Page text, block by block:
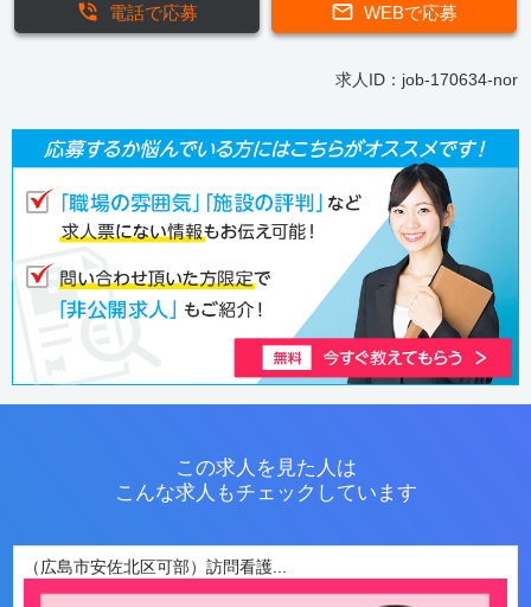
WEBで応募
電話で応募
求人ID：job-170634-nor
この求人を見た人は
こんな求人もチェックしています
（広島市安佐北区可部）訪問看護...